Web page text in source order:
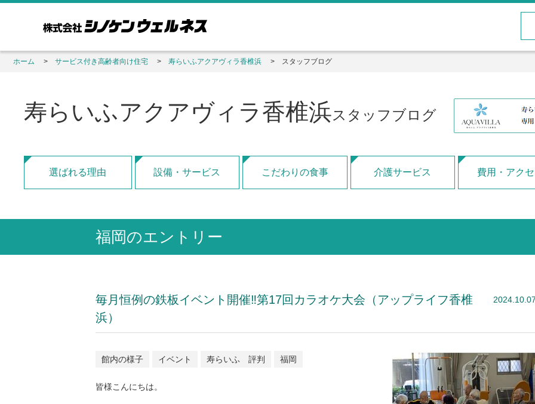
ホーム サービス付き高齢者向け住宅 寿らいふアクアヴィラ香椎浜 スタッフブログ
寿らいふアクアヴィラ香椎浜スタッフブログ
選ばれる理由 設備・サービス こだわりの食事 介護サービス 費用・アク
福岡のエントリー
毎月恒例の鉄板イベント開催‼第17回カラオケ大会（アップライフ香椎
浜）
館内の様子 イベント 寿らいふ 評判 福岡
皆様こんにちは。